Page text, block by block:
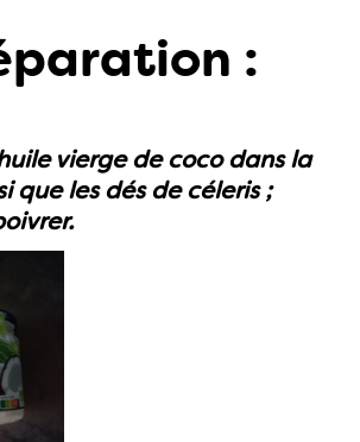
:
vierge de coco dans la
que les dés de céleris ;